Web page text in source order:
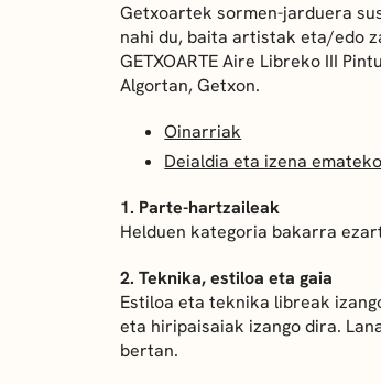
Getxoartek sormen-jarduera
nahi du, baita artistak eta/edo
GETXOARTE Aire Libreko III
Algortan, Getxon.
Oinarriak
Deialdia eta izena
1. Parte-hartzaileak
Helduen kategoria bakarra
2. Teknika, estiloa eta gaia
Estiloa eta teknika libreak
eta hiripaisaiak izango dira.
bertan.